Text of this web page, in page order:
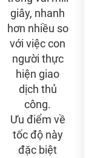
giây, nhanh
hơn nhiều so
với việc con
người thực
hiện giao
dịch thủ
công.
Ưu điểm về
tốc độ này
đặc biệt